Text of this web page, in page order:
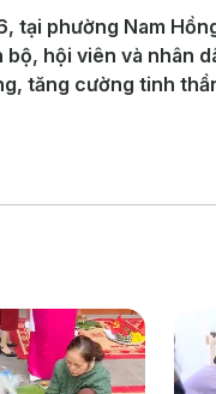
phường Nam
hội viên và nhân
tăng cường tinh